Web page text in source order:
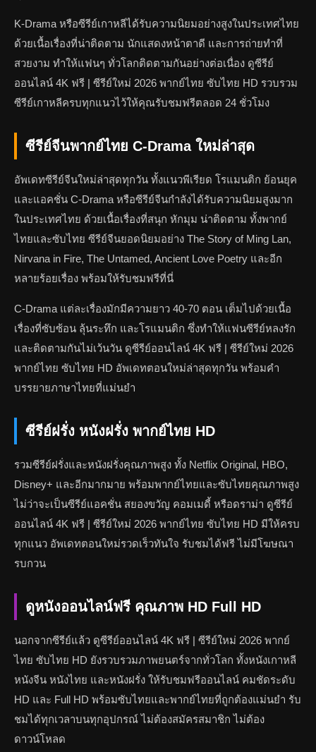
K-Drama หรือซีรีย์เกาหลีได้รับความนิยมอย่างสูงในประเทศไทย
ด้วยเนื้อเรื่องที่น่าติดตาม นักแสดงหน้าตาดี และการถ่ายทำที่
สวยงาม ทำให้แฟนๆ ทั่วโลกติดตามกันอย่างต่อเนื่อง ดูซีรีย์
ออนไลน์ 4K ฟรี | ซีรีย์ใหม่ 2026 พากย์ไทย ซับไทย HD รวบรวม
ซีรีย์เกาหลีครบทุกแนวไว้ให้คุณรับชมฟรีตลอด 24 ชั่วโมง
ซีรีย์จีนพากย์ไทย C-Drama ใหม่ล่าสุด
อัพเดทซีรีย์จีนใหม่ล่าสุดทุกวัน ทั้งแนวพีเรียด โรแมนติก ย้อนยุค
และแอคชั่น C-Drama หรือซีรีย์จีนกำลังได้รับความนิยมสูงมาก
ในประเทศไทย ด้วยเนื้อเรื่องที่สนุก หักมุม น่าติดตาม ทั้งพากย์
ไทยและซับไทย ซีรีย์จีนยอดนิยมอย่าง The Story of Ming Lan,
Nirvana in Fire, The Untamed, Ancient Love Poetry และอีก
หลายร้อยเรื่อง พร้อมให้รับชมฟรีที่นี่
C-Drama แต่ละเรื่องมักมีความยาว 40-70 ตอน เต็มไปด้วยเนื้อ
เรื่องที่ซับซ้อน ลุ้นระทึก และโรแมนติก ซึ่งทำให้แฟนซีรีย์หลงรัก
และติดตามกันไม่เว้นวัน ดูซีรีย์ออนไลน์ 4K ฟรี | ซีรีย์ใหม่ 2026
พากย์ไทย ซับไทย HD อัพเดทตอนใหม่ล่าสุดทุกวัน พร้อมคำ
บรรยายภาษาไทยที่แม่นยำ
ซีรีย์ฝรั่ง หนังฝรั่ง พากย์ไทย HD
รวมซีรีย์ฝรั่งและหนังฝรั่งคุณภาพสูง ทั้ง Netflix Original, HBO,
Disney+ และอีกมากมาย พร้อมพากย์ไทยและซับไทยคุณภาพสูง
ไม่ว่าจะเป็นซีรีย์แอคชั่น สยองขวัญ คอมเมดี้ หรือดราม่า ดูซีรีย์
ออนไลน์ 4K ฟรี | ซีรีย์ใหม่ 2026 พากย์ไทย ซับไทย HD มีให้ครบ
ทุกแนว อัพเดทตอนใหม่รวดเร็วทันใจ รับชมได้ฟรี ไม่มีโฆษณา
รบกวน
ดูหนังออนไลน์ฟรี คุณภาพ HD Full HD
นอกจากซีรีย์แล้ว ดูซีรีย์ออนไลน์ 4K ฟรี | ซีรีย์ใหม่ 2026 พากย์
ไทย ซับไทย HD ยังรวบรวมภาพยนตร์จากทั่วโลก ทั้งหนังเกาหลี
หนังจีน หนังไทย และหนังฝรั่ง ให้รับชมฟรีออนไลน์ คมชัดระดับ
HD และ Full HD พร้อมซับไทยและพากย์ไทยที่ถูกต้องแม่นยำ รับ
ชมได้ทุกเวลาบนทุกอุปกรณ์ ไม่ต้องสมัครสมาชิก ไม่ต้อง
ดาวน์โหลด